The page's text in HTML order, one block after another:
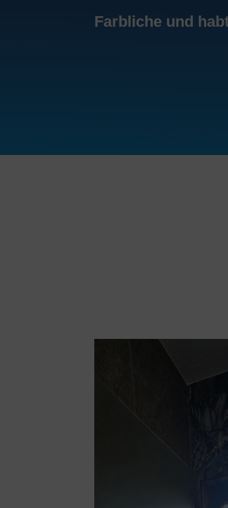
Farbliche und